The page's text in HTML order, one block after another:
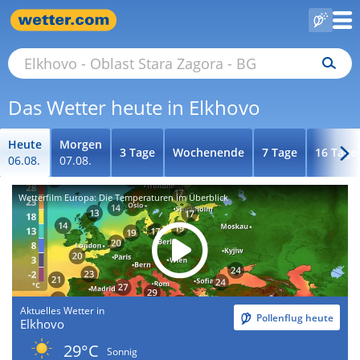
Das Wetter heute in Elkhovo
Heute
06.08.
Morgen
07.08.
3 Tage Wochenende 7 Tage 16 Tage
Wetterfilm Europa: Die Temperaturen im Überblick
Aktuelles Wetter in
Elkhovo Pollenflug heute
29°C
Sonnig